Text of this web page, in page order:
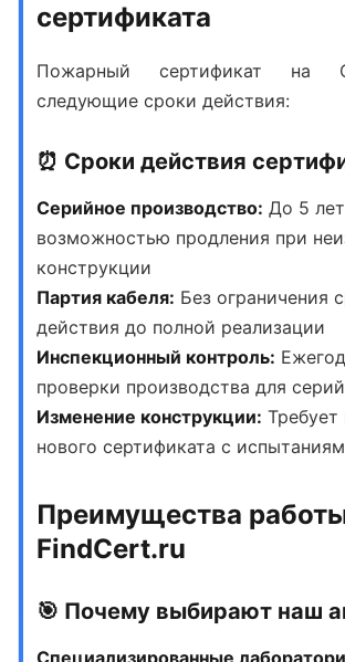
сертификата
Пожарный сертификат на
следующие сроки действия:
⏰ Сроки действия
Серийное производство: До 5
возможностью продления при
конструкции
Партия кабеля: Без ограничения
действия до полной реализации
Инспекционный контроль:
проверки производства для
Изменение конструкции: Требует
нового сертификата с
Преимущества
FindCert.ru
🎯 Почему выбирают наш
Специализированные